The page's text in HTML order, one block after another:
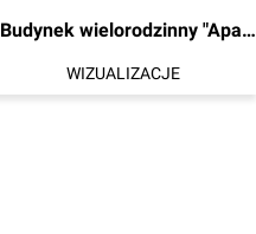
Wizualizacje [Warszawa] Budynek wielorodzinny "Apartamenty Tyszkiewicza"
WIZUALIZACJE